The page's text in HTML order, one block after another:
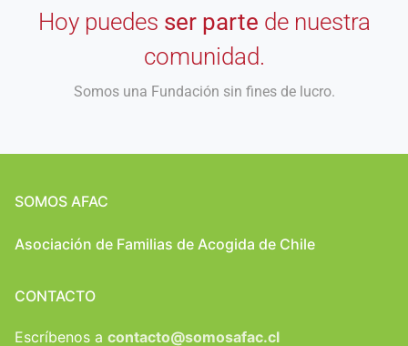
Hoy puedes ser parte de nuestra
comunidad.
Somos una Fundación sin fines de lucro.
SOMOS AFAC
Asociación de Familias de Acogida de Chile
CONTACTO
Escríbenos a contacto@somosafac.cl